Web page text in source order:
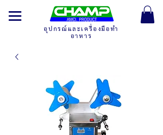
อุปกรณ์และเครื่องมือทำ
อาหาร